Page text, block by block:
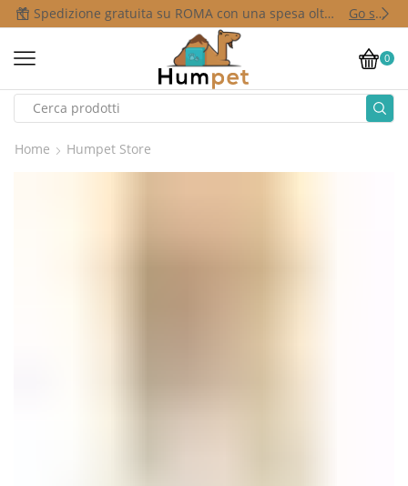
Spedizione gratuita su ROMA con una spesa oltre i 50,00 € Go shop
0
Home Humpet Store